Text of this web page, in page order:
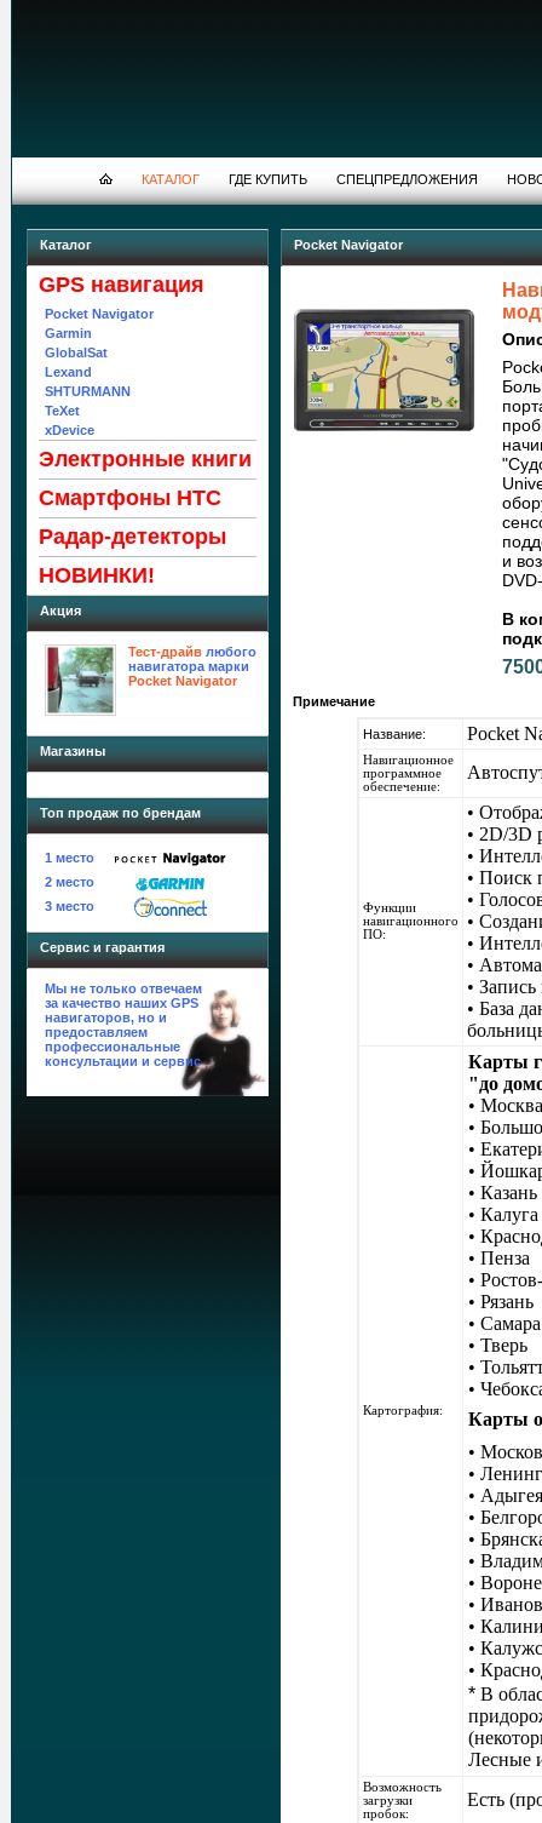
КАТАЛОГ ГДЕ КУПИТЬ СПЕЦПРЕДЛОЖЕНИЯ
Pocket Navigator
и
В
Примечание
Название: Pocket
Навигационное
программное
обеспечение:
Функции
навигационного
ПО:
•
• 2D/3D
•
• Поиск
•
•
•
•
•
• База
Картография:
Карты
"до
• Москва
•
•
•
• Казань
• Калуга
•
• Пенза
•
• Рязань
• Самара
• Тверь
•
•
Карты
•
•
•
•
•
•
•
•
•
•
•
* В
Лесные
Возможность
загрузки
пробок:
Есть
Каталог
GPS навигация
Pocket Navigator
Garmin
GlobalSat
Lexand
SHTURMANN
TeXet
xDevice
Электронные книги
Cмартфоны HTC
Радар-детекторы
НОВИНКИ!
Акция
Тест-драйв любого
навигатора марки
Pocket Navigator
Магазины
Топ продаж по брендам
1 место
2 место
3 место
Сервис и гарантия
Мы не только отвечаем
за качество наших GPS
навигаторов, но и
предоставляем
профессиональные
консультации и сервис